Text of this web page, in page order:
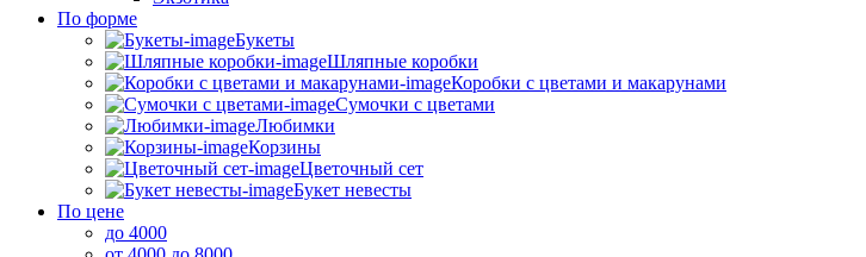
По форме
Букеты
Шляпные коробки
Коробки с цветами и макарунами
Сумочки с цветами
Любимки
Корзины
Цветочный сет
Букет невесты
По цене
до 4000